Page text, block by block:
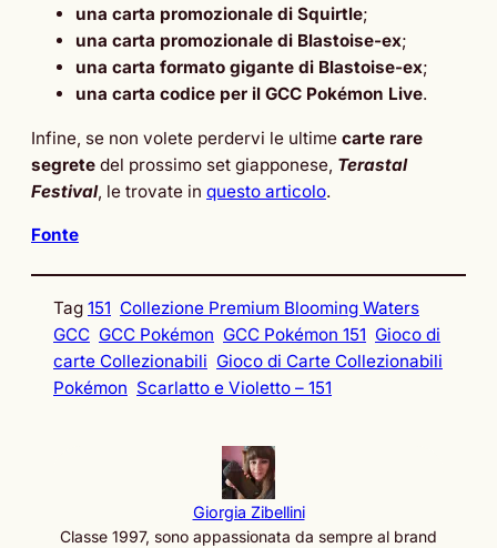
una carta promozionale di Squirtle;
una carta promozionale di Blastoise-ex;
una carta formato gigante di Blastoise-ex;
una carta codice per il GCC Pokémon Live.
Infine, se non volete perdervi le ultime carte rare
segrete del prossimo set giapponese, Terastal
Festival, le trovate in questo articolo.
Fonte
Tag 151 Collezione Premium Blooming Waters
GCC GCC Pokémon GCC Pokémon 151 Gioco di
carte Collezionabili Gioco di Carte Collezionabili
Pokémon Scarlatto e Violetto – 151
Giorgia Zibellini
Classe 1997, sono appassionata da sempre al brand